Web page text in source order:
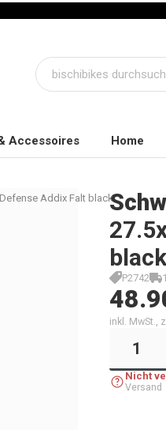
Accessoires Home
Addix Falt black
black
P2742
inkl. MwSt.,
Nicht
Versand